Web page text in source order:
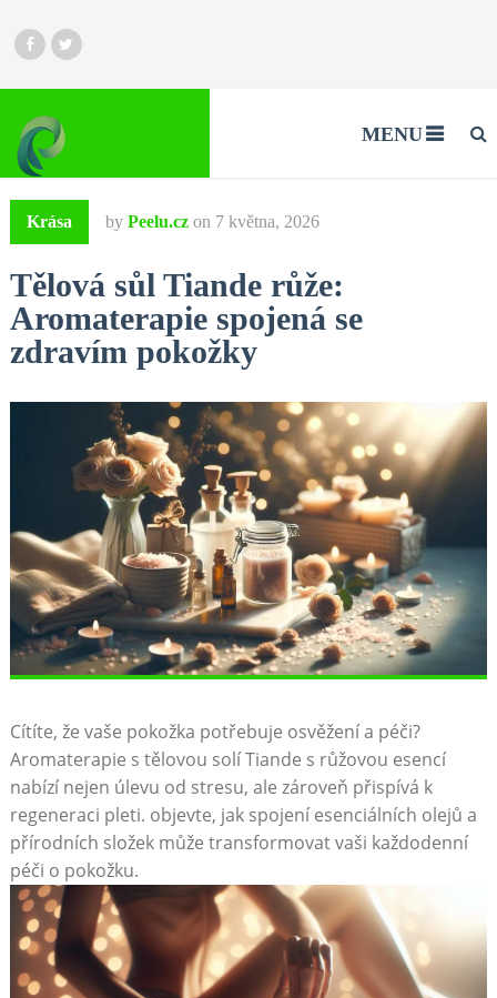
MENU
Krása by Peelu.cz on 7 května, 2026
Tělová sůl Tiande růže:
Aromaterapie spojená se
zdravím pokožky
Cítíte, že vaše pokožka potřebuje osvěžení a péči?
Aromaterapie s tělovou solí Tiande ⁢s růžovou esencí
nabízí nejen⁢ úlevu od stresu, ​ale zároveň přispívá k‍
regeneraci pleti. objevte, jak spojení esenciálních olejů ‌a
⁣přírodních složek může transformovat​ vaši⁣ každodenní
péči o pokožku.